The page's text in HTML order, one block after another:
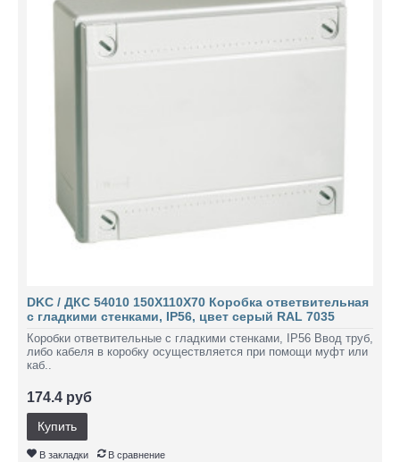
DKC / ДКС 54010 150Х110Х70 Коробка ответвительная
с гладкими стенками, IP56, цвет серый RAL 7035
Коробки ответвительные с гладкими стенками, IP56 Ввод труб,
либо кабеля в коробку осуществляется при помощи муфт или
каб..
174.4 руб
Купить
В закладки В сравнение